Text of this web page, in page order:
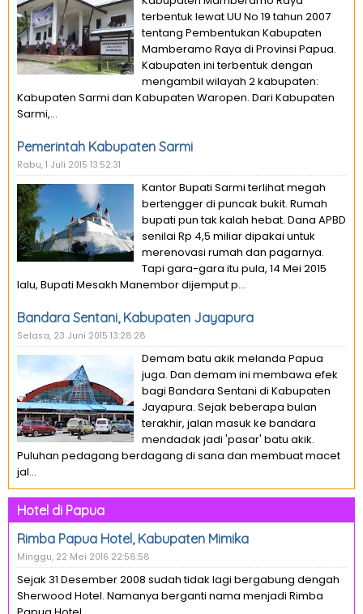
terbentuk lewat UU No 19 tahun 2007
tentang Pembentukan Kabupaten
Mamberamo Raya di Provinsi Papua.
Kabupaten ini terbentuk dengan
mengambil wilayah 2 kabupaten:
Kabupaten Sarmi dan Kabupaten Waropen. Dari Kabupaten
Sarmi,...
Pemerintah Kabupaten Sarmi
Rabu, 1 Juli 2015 13:52:31
Kantor Bupati Sarmi terlihat megah
bertengger di puncak bukit. Rumah
bupati pun tak kalah hebat. Dana APBD
senilai Rp 4,5 miliar dipakai untuk
merenovasi rumah dan pagarnya.
Tapi gara-gara itu pula, 14 Mei 2015
lalu, Bupati Mesakh Manembor dijemput p...
Bandara Sentani, Kabupaten Jayapura
Selasa, 23 Juni 2015 13:28:28
Demam batu akik melanda Papua
juga. Dan demam ini membawa efek
bagi Bandara Sentani di Kabupaten
Jayapura. Sejak beberapa bulan
terakhir, jalan masuk ke bandara
mendadak jadi 'pasar' batu akik.
Puluhan pedagang berdagang di sana dan membuat macet
jal...
Hotel di Papua
Rimba Papua Hotel, Kabupaten Mimika
Minggu, 22 Mei 2016 22:58:58
Sejak 31 Desember 2008 sudah tidak lagi bergabung dengah
Sherwood Hotel. Namanya berganti nama menjadi Rimba